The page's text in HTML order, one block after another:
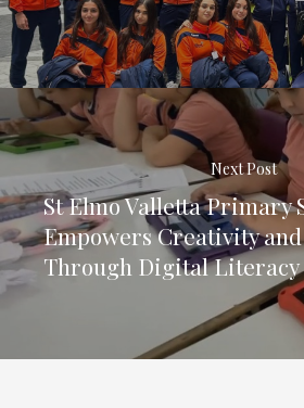
Next Post
St Elmo Valletta Primary
Empowers Creativity
Through Digital Literacy